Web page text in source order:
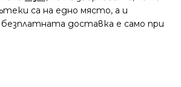
са на едно място, а и
доставка е само при